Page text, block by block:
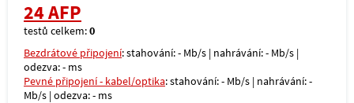
24 AFP
testů celkem:0
Bezdrátové připojení: stahování: - Mb/s | nahrávání: - Mb/s |
odezva: - ms
Pevné připojení - kabel/optika: stahování: - Mb/s | nahrávání: -
Mb/s | odezva: - ms